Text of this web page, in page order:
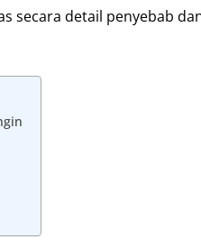
secara detail penyebab